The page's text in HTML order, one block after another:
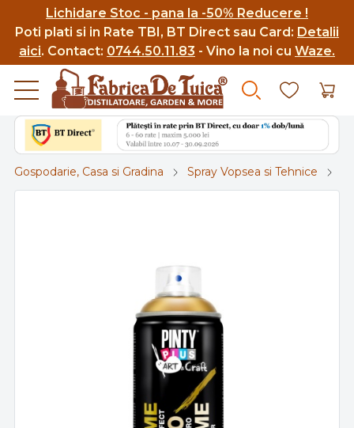
Lichidare Stoc - pana la -50% Reducere !
Poti plati si in Rate TBI, BT Direct sau Card: Detalii
aici. Contact: 0744.50.11.83 - Vino la noi cu Waze.
Gospodarie, Casa si Gradina Spray Vopsea si Tehnice